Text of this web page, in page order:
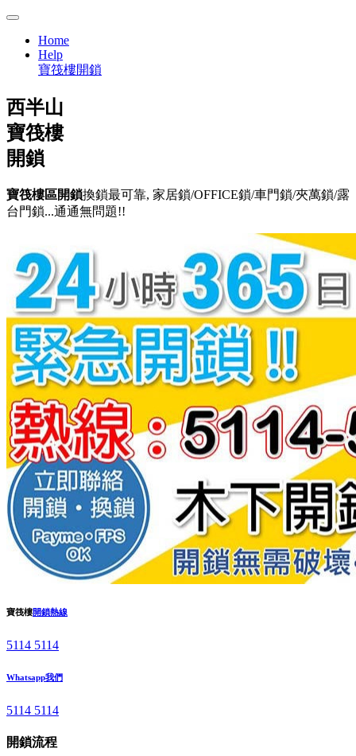
Home
Help
寶筏樓開鎖
西半山
寶筏樓
開鎖
寶筏樓區開鎖換鎖最可靠, 家居鎖/OFFICE鎖/車門鎖/夾萬鎖/露
台門鎖...通通無問題!!
寶筏樓開鎖熱線
5114 5114
Whatsapp我們
5114 5114
開鎖流程